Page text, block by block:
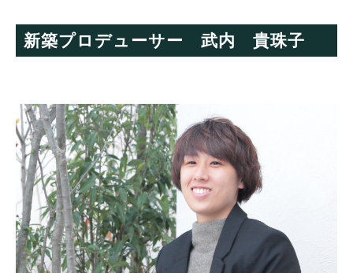
新築プロデューサー 武内 貴珠子